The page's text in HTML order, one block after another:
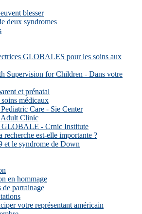
blesser
deux syndromes
GLOBALES pour les soins aux
Supervision for Children - Dans votre
et prénatal
médicaux
Care - Sie Center
Clinic
GLOBALE - Crnic Institute
recherche est-elle importante ?
le syndrome de Down
en hommage
de parrainage
votre représentant américain